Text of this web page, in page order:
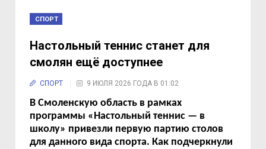
СПОРТ
Настольный теннис станет для
смолян ещё доступнее
СПОРТ 9 ИЮЛЯ 2026 ГОДА В 01:02
В Смоленскую область в рамках
программы «Настольный теннис — в
школу» привезли первую партию столов
для данного вида спорта. Как подчеркнули